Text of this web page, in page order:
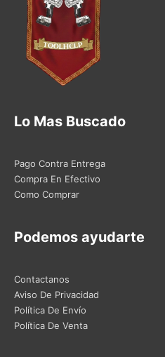
Lo Mas Buscado
Pago Contra Entrega
Compra En Efectivo
Como Comprar
Podemos ayudarte
Contactanos
Aviso De Privacidad
Política De Envío
Política De Venta